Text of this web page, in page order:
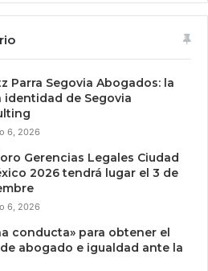
Parra Segovia Abogados: la
identidad de Segovia
6, 2026
Gerencias Legales Ciudad
2026 tendrá lugar el 3 de
6, 2026
conducta» para obtener el
abogado e igualdad ante la